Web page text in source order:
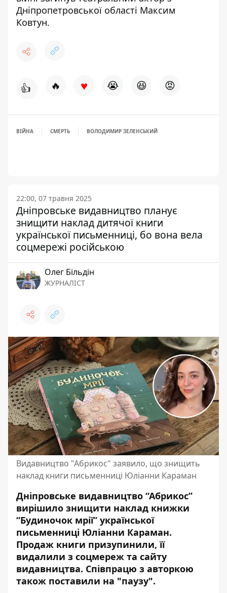
Дніпропетровської області Максим
Ковтун.
👍 🔥 ♥ 😭 😆 😡
ВІЙНА СМЕРТЬ ВОЛОДИМИР ЗЕЛЕНСЬКИЙ
22:00, 07 травня 2025
Дніпровське видавництво планує
знищити наклад дитячої книги
української письменниці, бо вона вела
соцмережі російською
Олег Більдін
ЖУРНАЛІСТ
Видавництво "Абрикос" заявило, що знищить
наклад книги письменниці Юліанни Караман
Дніпровське видавництво “Абрикос”
вирішило знищити наклад книжки
“Будиночок мрії” української
письменниці Юліанни Караман.
Продаж книги призупинили, її
видалили з соцмереж та сайту
видавництва. Співпрацю з авторкою
також поставили на "паузу".